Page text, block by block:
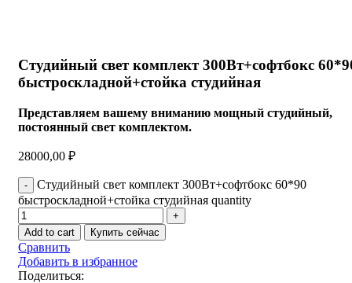
Студийный свет комплект 300Вт+софтбокс
быстроскладной+стойка студийная
Представляем вашему вниманию мощный студийный,
постоянный свет комплектом.
28000,00 ₽
Студийный свет комплект 300Вт+софтбокс 60*90
быстроскладной+стойка студийная quantity
Add to cart Купить сейчас
Сравнить
Добавить в избранное
Поделиться: